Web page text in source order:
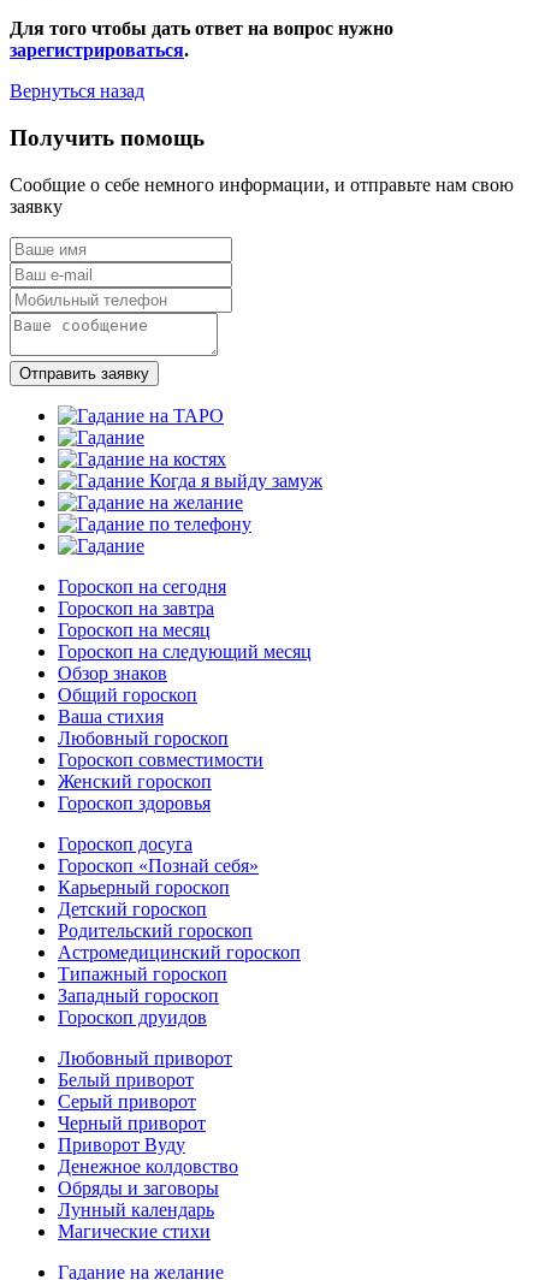
Для того чтобы дать ответ на вопрос нужно
зарегистрироваться.
Вернуться назад
Получить помощь
Сообщие о себе немного информации, и отправьте нам свою
заявку
Отправить заявку
Гороскоп на сегодня
Гороскоп на завтра
Гороскоп на месяц
Гороскоп на следующий месяц
Обзор знаков
Общий гороскоп
Ваша стихия
Любовный гороскоп
Гороскоп совместимости
Женский гороскоп
Гороскоп здоровья
Гороскоп досуга
Гороскоп «Познай себя»
Карьерный гороскоп
Детский гороскоп
Родительский гороскоп
Астромедицинский гороскоп
Типажный гороскоп
Западный гороскоп
Гороскоп друидов
Любовный приворот
Белый приворот
Серый приворот
Черный приворот
Приворот Вуду
Денежное колдовство
Обряды и заговоры
Лунный календарь
Магические стихи
Гадание на желание